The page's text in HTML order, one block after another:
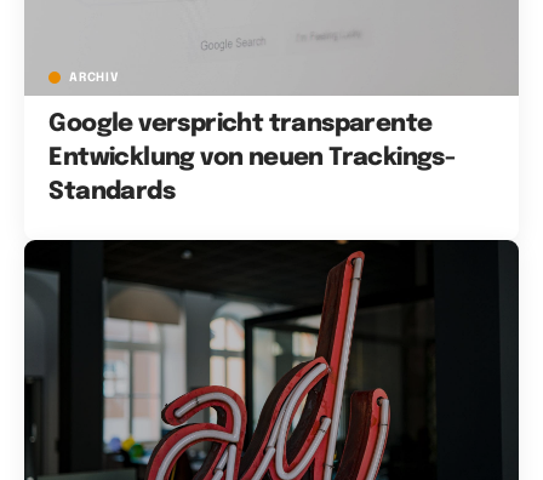
ARCHIV
Google verspricht transparente
Entwicklung von neuen Trackings-
Standards